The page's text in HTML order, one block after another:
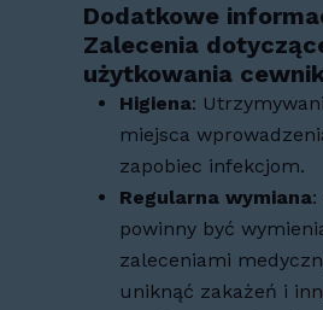
Dodatkowe
Zalecenia
użytkowania
Higiena:
miejsca
zapobiec infekcjom.
Regularna wymiana:
powinny być
zaleceniami
uniknąć zakażeń i